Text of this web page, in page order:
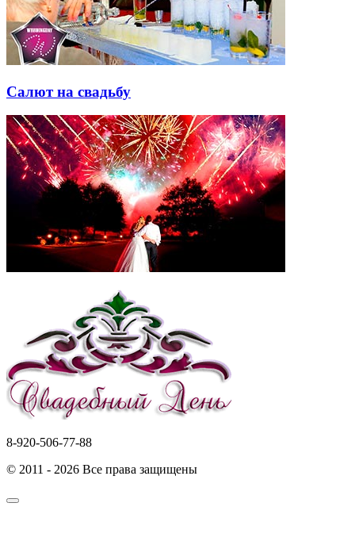
Салют на свадьбу
8-920-506-77-88
© 2011 - 2026 Все права защищены